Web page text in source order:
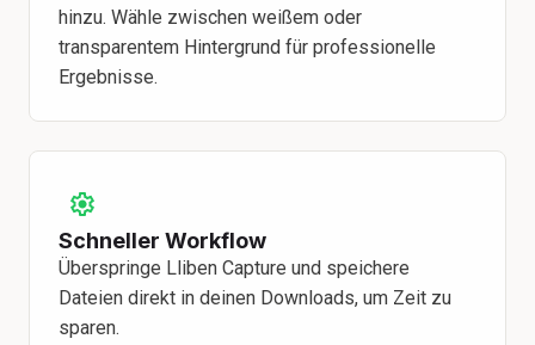
hinzu. Wähle zwischen weißem oder
transparentem Hintergrund für professionelle
Ergebnisse.
Schneller Workflow
Überspringe Lliben Capture und speichere
Dateien direkt in deinen Downloads, um Zeit zu
sparen.